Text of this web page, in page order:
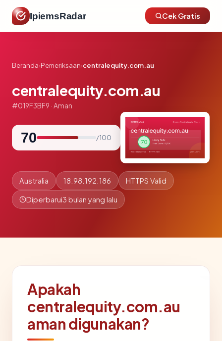
IpiemsRadar Cek Gratis
Beranda›Pemeriksaan›centralequity.com.au
centralequity.com.au
#019F3BF9 · Aman
70 / 100
Australia 18.98.192.186 HTTPS Valid
Diperbarui3 bulan yang lalu
Apakah
centralequity.com.au
aman digunakan?